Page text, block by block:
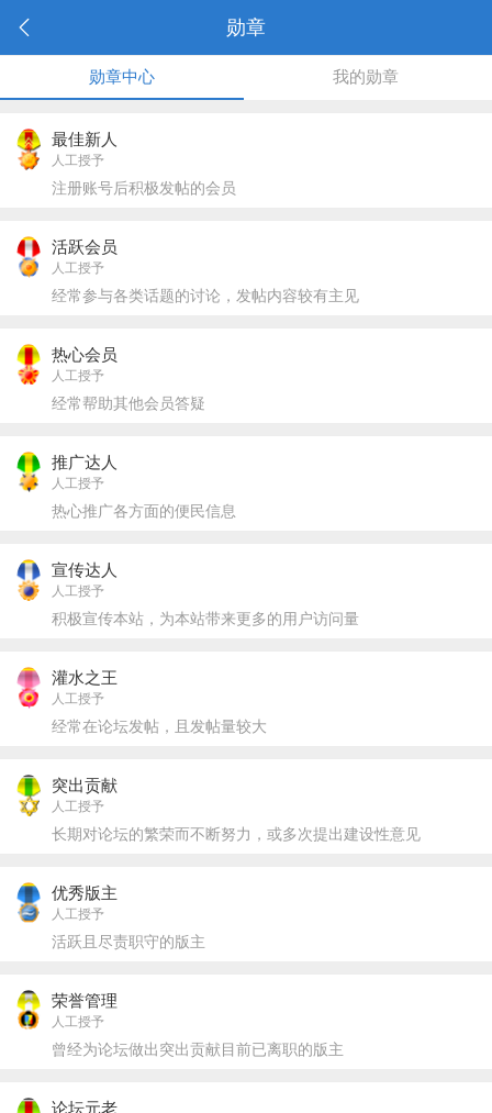
勋章
勋章中心 我的勋章
最佳新人
人工授予
注册账号后积极发帖的会员
活跃会员
人工授予
经常参与各类话题的讨论，发帖内容较有主见
热心会员
人工授予
经常帮助其他会员答疑
推广达人
人工授予
热心推广各方面的便民信息
宣传达人
人工授予
积极宣传本站，为本站带来更多的用户访问量
灌水之王
人工授予
经常在论坛发帖，且发帖量较大
突出贡献
人工授予
长期对论坛的繁荣而不断努力，或多次提出建设性意见
优秀版主
人工授予
活跃且尽责职守的版主
荣誉管理
人工授予
曾经为论坛做出突出贡献目前已离职的版主
论坛元老